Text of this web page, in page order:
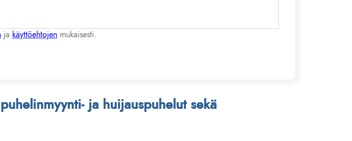
ja käyttöehtojen mukaisesti.
ja huijauspuhelut sekä